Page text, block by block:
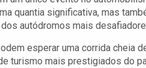
quantia significativa, mas
autódromos mais
esperar uma corrida cheia
turismo mais prestigiados do